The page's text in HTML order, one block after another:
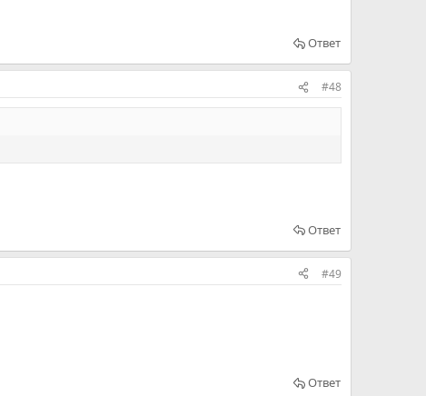
Ответ
#48
Ответ
#49
Ответ